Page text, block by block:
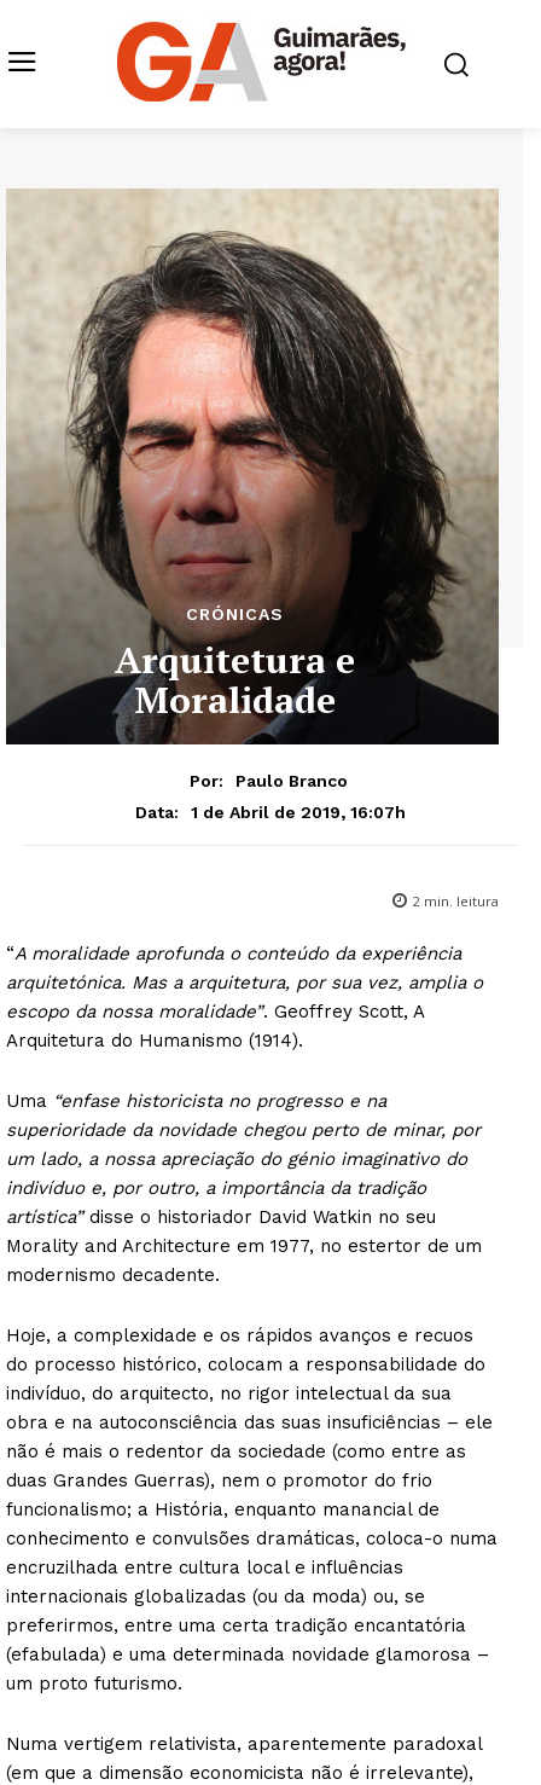
CRÓNICAS
Arquitetura e
Moralidade
Por:
Paulo Branco
Data:
1 de Abril de 2019, 16:07h
2 min. leitura
“A moralidade aprofunda o conteúdo da experiência
arquitetónica. Mas a arquitetura, por sua vez, amplia o
escopo da nossa moralidade”. Geoffrey Scott, A
Arquitetura do Humanismo (1914).
Uma “enfase historicista no progresso e na
superioridade da novidade chegou perto de minar, por
um lado, a nossa apreciação do génio imaginativo do
indivíduo e, por outro, a importância da tradição
artística”disse o historiador David Watkin no seu
Morality and Architecture em 1977, no estertor de um
modernismo decadente.
Hoje, a complexidade e os rápidos avanços e recuos
do processo histórico, colocam a responsabilidade do
indivíduo, do arquitecto, no rigor intelectual da sua
obra e na autoconsciência das suas insuficiências – ele
não é mais o redentor da sociedade (como entre as
duas Grandes Guerras), nem o promotor do frio
funcionalismo; a História, enquanto manancial de
conhecimento e convulsões dramáticas, coloca-o numa
encruzilhada entre cultura local e influências
internacionais globalizadas (ou da moda) ou, se
preferirmos, entre uma certa tradição encantatória
(efabulada) e uma determinada novidade glamorosa –
um proto futurismo.
Numa vertigem relativista, aparentemente paradoxal
(em que a dimensão economicista não é irrelevante),